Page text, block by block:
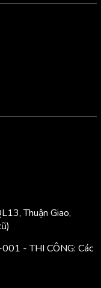
Thuận Giao,
- THI CÔNG: Các